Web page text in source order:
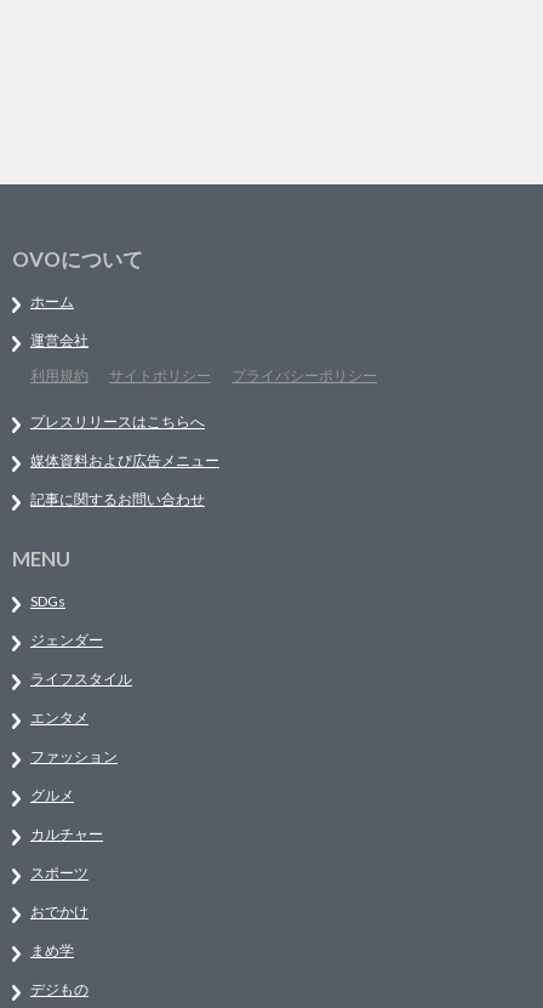
OVOについて
ホーム
運営会社
利用規約
サイトポリシー プライバシーポリシー
プレスリリースはこちらへ
媒体資料および広告メニュー
記事に関するお問い合わせ
MENU
SDGs
ジェンダー
ライフスタイル
エンタメ
ファッション
グルメ
カルチャー
スポーツ
おでかけ
まめ学
デジもの